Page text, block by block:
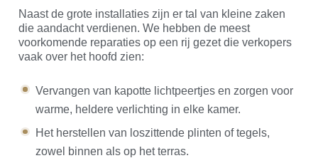
Naast de grote installaties zijn er tal van kleine zaken
die aandacht verdienen. We hebben de meest
voorkomende reparaties op een rij gezet die verkopers
vaak over het hoofd zien:
Vervangen van kapotte lichtpeertjes en zorgen voor
warme, heldere verlichting in elke kamer.
Het herstellen van loszittende plinten of tegels,
zowel binnen als op het terras.